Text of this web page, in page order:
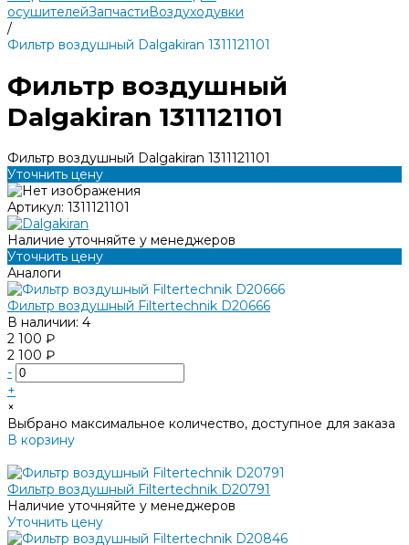
осушителейЗапчастиВоздуходувки
/
Фильтр воздушный Dalgakiran 1311121101
Фильтр воздушный
Dalgakiran 1311121101
Фильтр воздушный Dalgakiran 1311121101
Уточнить цену
Артикул: 1311121101
Наличие уточняйте у менеджеров
Уточнить цену
Аналоги
Фильтр воздушный Filtertechnik D20666
В наличии: 4
2 100 ₽
2 100 ₽
-
+
×
Выбрано максимальное количество, доступное для заказа
В корзину
Фильтр воздушный Filtertechnik D20791
Наличие уточняйте у менеджеров
Уточнить цену